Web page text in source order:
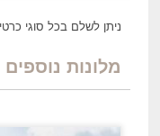
ניתן לשלם בכל סוגי
מלונות